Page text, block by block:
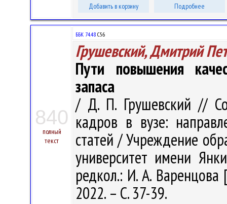
Добавить в корзину Подробнее
840
полный
текст
ББК 74.48 С56
Грушевский, Дмитрий
Пути повышения
запаса
/ Д. П. Грушевский //
кадров в вузе:
статей / Учреждение
университет имени
редкол.: И. А.
2022. – С. 37-39.